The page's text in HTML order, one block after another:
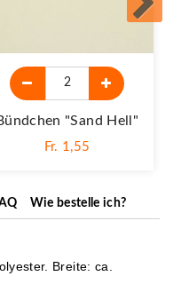
"sand Hell"
Fr. 1,55
Wie bestelle ich?
Breite: ca.